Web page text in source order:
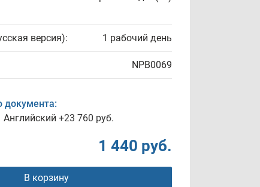
версия): 1 рабочий день
NPB0069
документа:
Английский +23 760 руб.
1 440 руб.
В корзину